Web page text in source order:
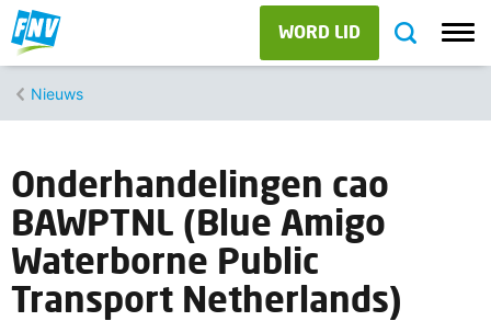
WORD LID
Nieuws
Onderhandelingen cao
BAWPTNL (Blue Amigo
Waterborne Public
Transport Netherlands)